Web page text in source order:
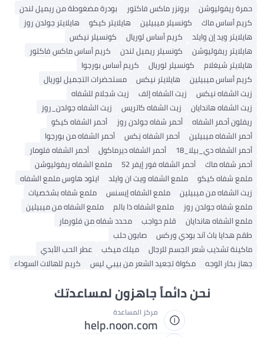
حمرة ريفوليوشن
برونزر ماكس فاكتور
بودرة مضغوطة من ريميل لندن
كريم أساس ماك
كونسيلر ميبيلين هايلايتر كيكو
هايلايتر جولدن روز
هايلايتر ويد إن وايلد
كريم أساس لوريال
كونسيلر نيكس
هايلايتر ريفوليوشن
كونسيلر ريميل لندن
كريم أساس ماكس فاكتور
هايلايتر شيغلام
كونسيلر لوريال
كريم أساس بورجوا
كريم أساس ميبيلين
هايلايتر نيكس
مستحضرات التجميل لوريال
زيت الشفاه نيكس
زيت الشفاه إلف
زيت شجلام للشفاه
زيت الشفاه هاندايان
زيت الشفاه كاتريس
زيت الشفاه جولدن_روز
ريفلون أحمر الشفاه
أحمر شفاه جولدن روز
أحمر الشفاه كيكو
أحمر الشفاه ميبيلين
أحمر الشفاه نِكس
أحمر الشفاه من بورجوا
أحمر الشفاه دي_بيلا_18
أحمر الشفاه ديرماكول
أحمر الشفاه فلومار
أحمر شفاه ماك
أحمر الشفاه فور إيفر 52
ملمع الشفاه ريفوليوشن
ملمع شفاه كيكو
ملمع الشفاه ويت ان وايلد
ايتود هاوس ملمع الشفاه
زيت الشفاه من ميبيلين
ملمع الشفاه إيسنس
ملمع شفاه بشخصيات
ملمع شفاه جولدن روز
ملمع الشفاه ذا بالم
ملمع الشفاه من ميبيلين
ملمع الشفاه هاندايان
قلم حواجب
محدد شفاه من فلورمار
طقم هدايا باث آند بودي وركس
صابون حلب
ماكينة تشذيب شعر الجسم للرجال
ميلك ميكب
عطر الحب الأبدي
جهاز بخار الوجه
مكواة تجعيد الشعر من بيبي ليس كريم للهالات السوداء
نحن دائماً جاهزون لمساعدتك
مركز المساعدة
help.noon.com